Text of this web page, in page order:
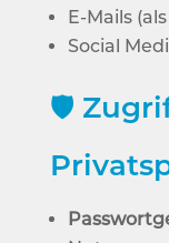
E-Mails
Social
🛡️